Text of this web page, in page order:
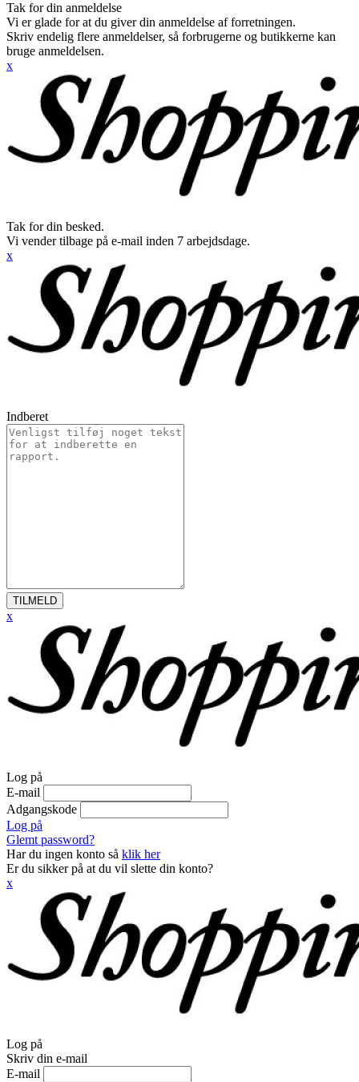
Tak for din anmeldelse
Vi er glade for at du giver din anmeldelse af forretningen.
Skriv endelig flere anmeldelser, så forbrugerne og butikkerne kan
bruge anmeldelsen.
x
Tak for din besked.
Vi vender tilbage på e-mail inden 7 arbejdsdage.
x
Indberet
TILMELD
x
Log på
E-mail
Adgangskode
Log på
Glemt password?
Har du ingen konto så klik her
Er du sikker på at du vil slette din konto?
x
Log på
Skriv din e-mail
E-mail